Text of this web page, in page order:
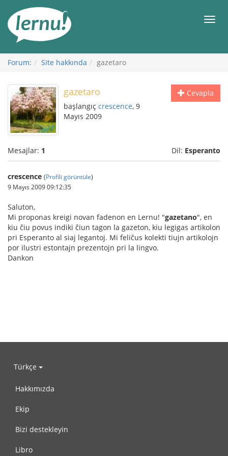
Görüntüleme
Forum: Site hakkında gazetaro
Cevapla
gazetaro
başlangıç crescence, 9
Mayıs 2009
Mesajlar: 1 Dil: Esperanto
crescence (Profili görüntüle)
9 Mayıs 2009 09:12:35
Saluton,
Mi proponas kreigi novan fadenon en Lernu! "gazetano", en
kiu ĉiu povus indiki ĉiun tagon la gazeton, kiu legigas artikolon
pri Esperanto al siaj legantoj. Mi feliĉus kolekti tiujn artikolojn
por ilustri estontajn prezentojn pri la lingvo.
Dankon
Türkçe
Hakkımızda
Ekip
Bizi destekleyin
Libro